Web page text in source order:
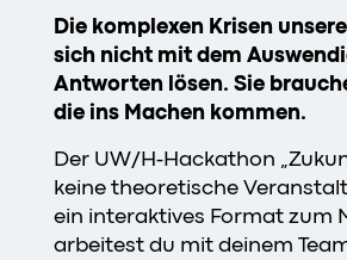
Die komplexen Krisen
sich nicht mit dem
Antworten lösen. Sie
die ins Machen kommen.
Der UW/H-Hackathon
keine theoretische
ein interaktives Format zum
arbeitest du mit deinem